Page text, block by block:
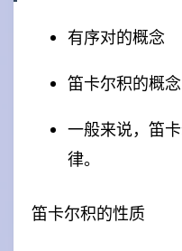
有序对的概念
笛卡尔积的概念
一般来说，笛
律。
笛卡尔积的性质